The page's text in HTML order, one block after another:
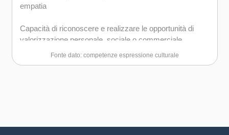
empatia
Capacità di riconoscere e realizzare le opportunità di
valorizzazione personale, sociale o commerciale
mediante le arti e le altre forme culturali
Fonte dato: competenze espressione culturale